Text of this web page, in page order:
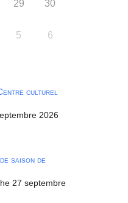
29 30
5 6
culturel
2026
saison de
27 septembre